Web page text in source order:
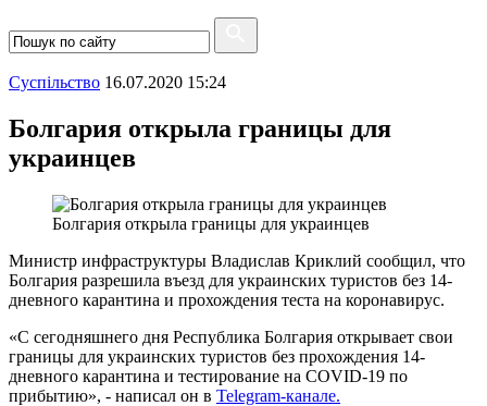
Суспiльство 16.07.2020 15:24
Болгария открыла границы для
украинцев
Болгария открыла границы для украинцев
Министр инфраструктуры Владислав Криклий сообщил, что
Болгария разрешила въезд для украинских туристов без 14-
дневного карантина и прохождения теста на коронавирус.
«С сегодняшнего дня Республика Болгария открывает свои
границы для украинских туристов без прохождения 14-
дневного карантина и тестирование на COVID-19 по
прибытию», - написал он в Telegram-канале.